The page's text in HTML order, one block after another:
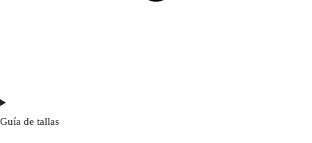
Guía de tallas